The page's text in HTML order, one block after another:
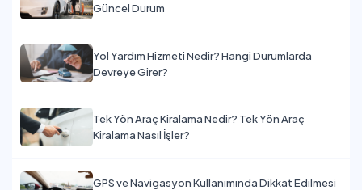
Güncel Durum
Yol Yardım Hizmeti Nedir? Hangi Durumlarda
Devreye Girer?
Tek Yön Araç Kiralama Nedir? Tek Yön Araç
Kiralama Nasıl İşler?
GPS ve Navigasyon Kullanımında Dikkat Edilmesi